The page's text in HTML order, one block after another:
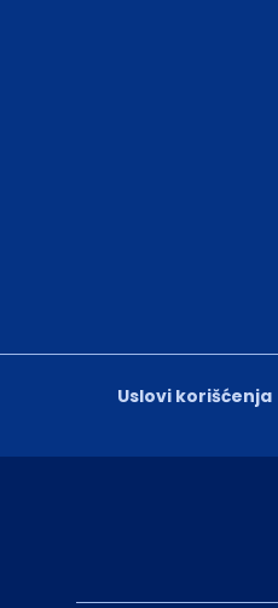
Uslovi korišćenja